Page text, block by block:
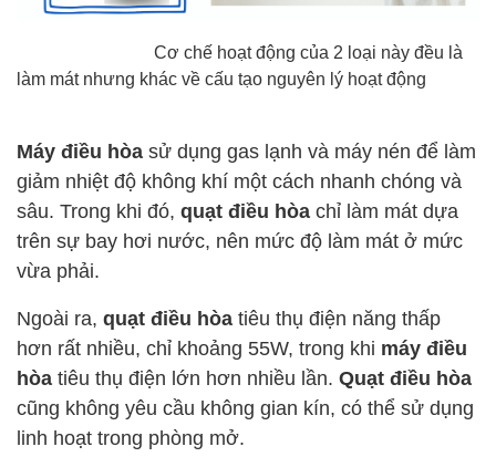
Cơ chế hoạt động của 2 loại này đều là
làm mát nhưng khác về cấu tạo nguyên lý hoạt động
Máy điều hòa sử dụng gas lạnh và máy nén để làm
giảm nhiệt độ không khí một cách nhanh chóng và
sâu. Trong khi đó, quạt điều hòa chỉ làm mát dựa
trên sự bay hơi nước, nên mức độ làm mát ở mức
vừa phải.
Ngoài ra, quạt điều hòa tiêu thụ điện năng thấp
hơn rất nhiều, chỉ khoảng 55W, trong khi máy điều
hòa tiêu thụ điện lớn hơn nhiều lần. Quạt điều hòa
cũng không yêu cầu không gian kín, có thể sử dụng
linh hoạt trong phòng mở.